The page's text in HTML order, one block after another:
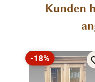
Produktgalerie
Kunden
Rabatt
-18%